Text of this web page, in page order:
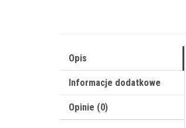
Opis
Informacje dodatkowe
Opinie (0)